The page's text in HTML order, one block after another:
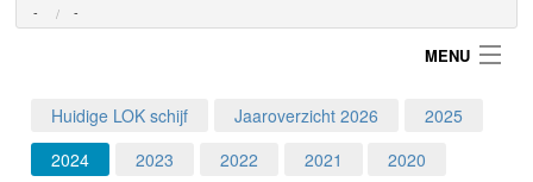
- -
MENU
Login
Huidige LOK schijf Jaaroverzicht 2026
2025
2024
2023 2022 2021
2020